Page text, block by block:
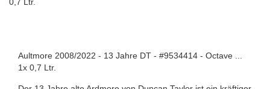
Aultmore 2008/2022 - 13 Jahre DT - #9534414 - Octave ...
1x 0,7 Ltr.